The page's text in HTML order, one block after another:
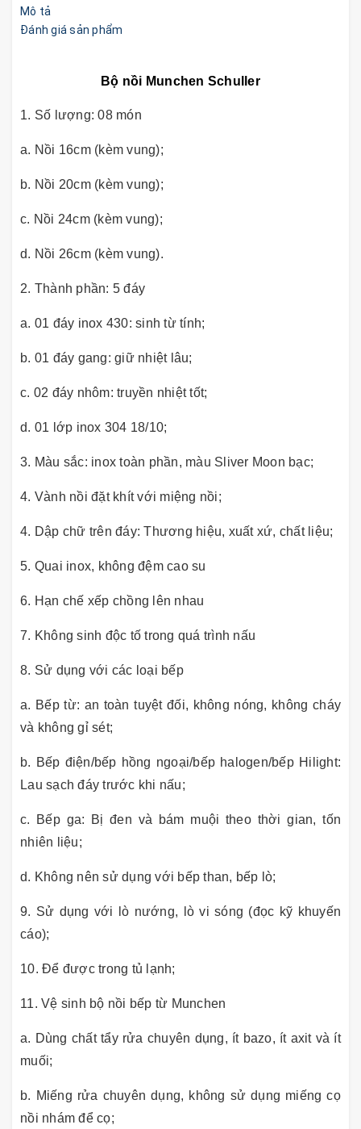
Mô tả
Đánh giá sản phẩm
Bộ nồi Munchen Schuller
1. Số lượng: 08 món
a. Nồi 16cm (kèm vung);
b. Nồi 20cm (kèm vung);
c. Nồi 24cm (kèm vung);
d. Nồi 26cm (kèm vung).
2. Thành phần: 5 đáy
a. 01 đáy inox 430: sinh từ tính;
b. 01 đáy gang: giữ nhiệt lâu;
c. 02 đáy nhôm: truyền nhiệt tốt;
d. 01 lớp inox 304 18/10;
3. Màu sắc: inox toàn phần, màu Sliver Moon bạc;
4. Vành nồi đặt khít với miệng nồi;
4. Dập chữ trên đáy: Thương hiệu, xuất xứ, chất liệu;
5. Quai inox, không đệm cao su
6. Hạn chế xếp chồng lên nhau
7. Không sinh độc tố trong quá trình nấu
8. Sử dụng với các loại bếp
a. Bếp từ: an toàn tuyệt đối, không nóng, không cháy
và không gỉ sét;
b. Bếp điện/bếp hồng ngoại/bếp halogen/bếp Hilight:
Lau sạch đáy trước khi nấu;
c. Bếp ga: Bị đen và bám muội theo thời gian, tốn
nhiên liệu;
d. Không nên sử dụng với bếp than, bếp lò;
9. Sử dụng với lò nướng, lò vi sóng (đọc kỹ khuyến
cáo);
10. Để được trong tủ lạnh;
11. Vệ sinh bộ nồi bếp từ Munchen
a. Dùng chất tẩy rửa chuyên dụng, ít bazo, ít axit và ít
muối;
b. Miếng rửa chuyên dụng, không sử dụng miếng cọ
nồi nhám để cọ;